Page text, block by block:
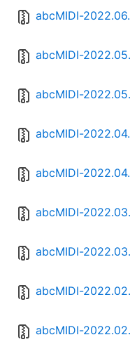
abcMIDI-
abcMIDI-
abcMIDI-
abcMIDI-
abcMIDI-
abcMIDI-
abcMIDI-
abcMIDI-
abcMIDI-